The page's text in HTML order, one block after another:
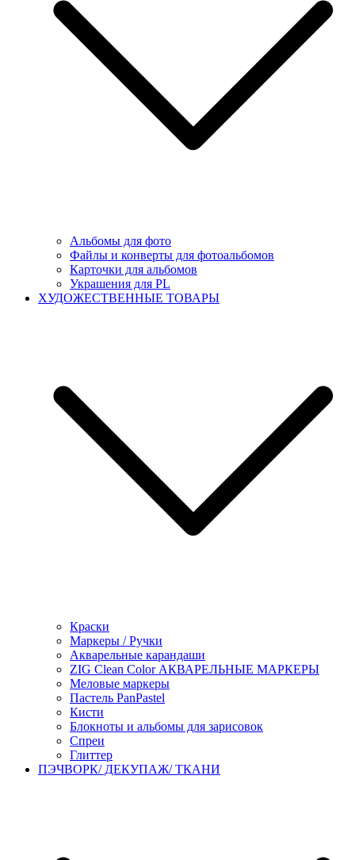
Альбомы для фото
Файлы и конверты для фотоальбомов
Карточки для альбомов
Украшения для PL
ХУДОЖЕСТВЕННЫЕ ТОВАРЫ
Краски
Маркеры / Ручки
Акварельные карандаши
ZIG Clean Color АКВАРЕЛЬНЫЕ МАРКЕРЫ
Меловые маркеры
Пастель PanPastel
Кисти
Блокноты и альбомы для зарисовок
Спреи
Глиттер
ПЭЧВОРК/ ДЕКУПАЖ/ ТКАНИ